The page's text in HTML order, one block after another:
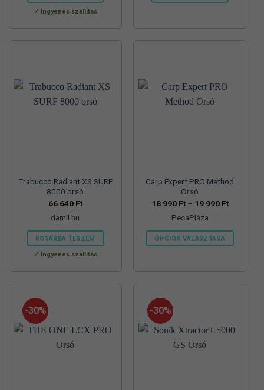
Ingyenes szállítás
Trabucco Radiant XS SURF
8000 orsó
66 640 Ft
damil.hu
KOSÁRBA TESZEM
Ingyenes szállítás
Carp Expert PRO Method
Orsó
18 990 Ft – 19 990 Ft
19
PecaPláza
OPCIÓK VÁLASZTÁSA
a
-30% -30%